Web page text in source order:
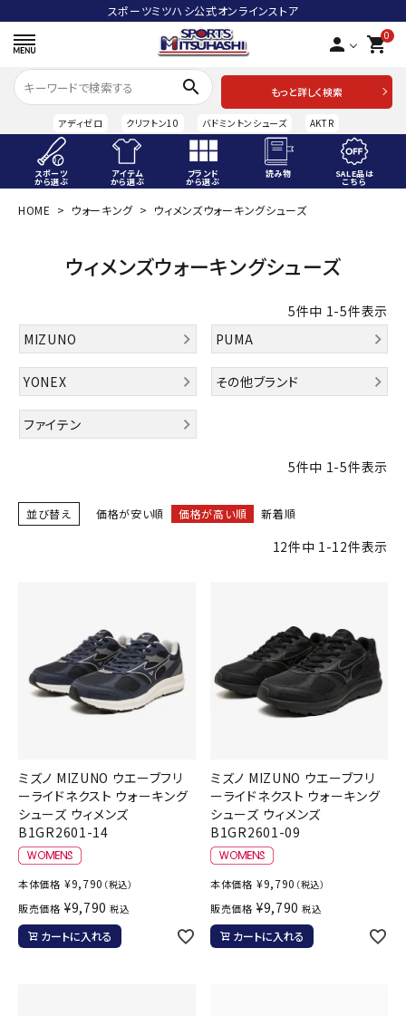
スポーツミツハシ公式オンラインストア
person 0
shopping_cart
search
もっと詳しく検索
アディゼロ クリフトン10 バドミントンシューズ AKTR
スポーツ
から選ぶ
アイテム
から選ぶ
ブランド
から選ぶ
読み物 SALE品は
こちら
ACCOUNT MENU
person 会員登録
スポーツから選ぶ
アイテムから選ぶ
ブランドから選ぶ
INFORMATIOM
特定商取引法
プライバシーポリシー
HOME ウォーキング ウィメンズウォーキングシューズ
ウィメンズウォーキングシューズ
5件中 1-5件表示
MIZUNO
PUMA
YONEX その他ブランド
ファイテン
5件中 1-5件表示
並び替え 価格が安い順 価格が高い順 新着順
12件中 1-12件表示
ミズノ MIZUNO ウエーブフリ
ーライドネクスト ウォーキング
シューズ ウィメンズ
B1GR2601-14
本体価格 ¥9,790 （税込）
販売価格 ¥9,790 税込
カートに入れる
ミズノ MIZUNO ウエーブフリ
ーライドネクスト ウォーキング
シューズ ウィメンズ
B1GR2601-09
本体価格 ¥9,790 （税込）
販売価格 ¥9,790 税込
カートに入れる